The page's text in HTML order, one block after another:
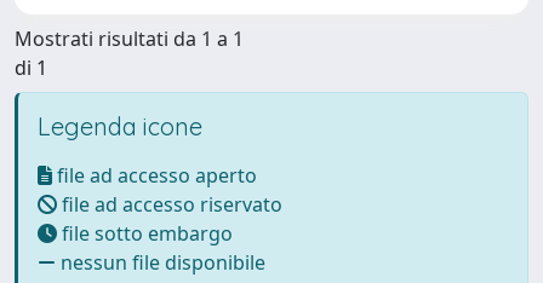
Mostrati risultati da 1 a 1
di 1
Legenda icone
file ad accesso aperto
file ad accesso riservato
file sotto embargo
nessun file disponibile